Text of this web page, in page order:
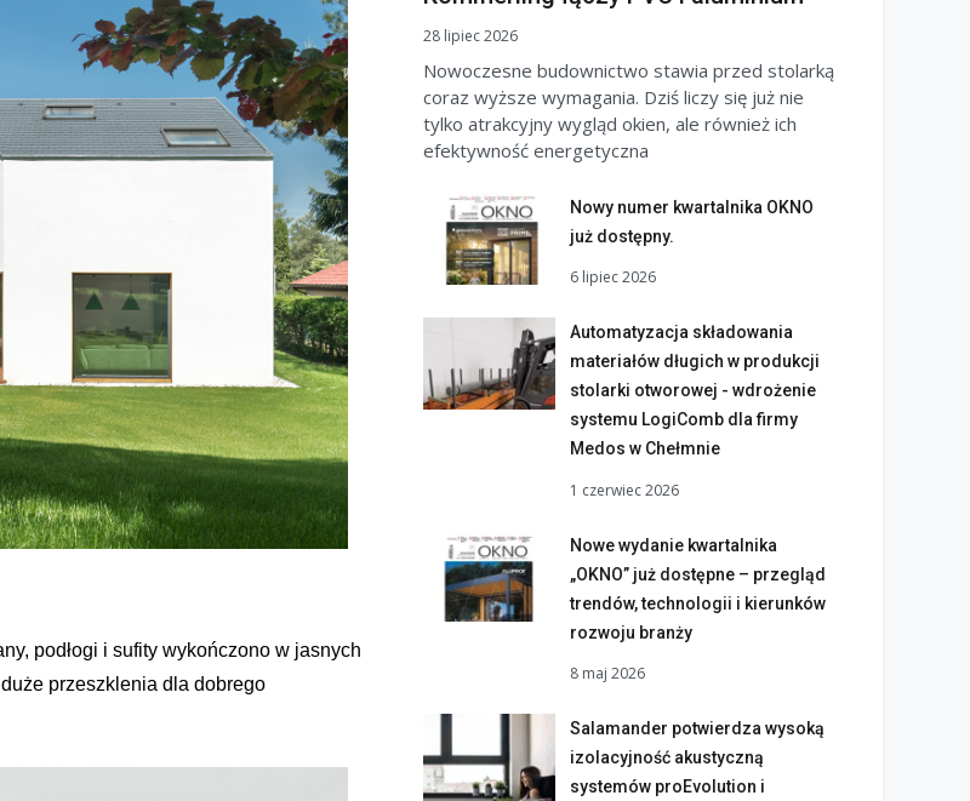
podłogi i sufity wykończono w jasnych
przeszklenia dla dobrego
28 lipiec 2026
Nowoczesne budownictwo stawia przed stolarką
coraz wyższe wymagania. Dziś liczy się już nie
tylko atrakcyjny wygląd okien, ale również ich
efektywność energetyczna
Nowy numer kwartalnika OKNO
już dostępny.
6 lipiec 2026
Automatyzacja składowania
materiałów długich w produkcji
stolarki otworowej - wdrożenie
systemu LogiComb dla firmy
Medos w Chełmnie
1 czerwiec 2026
Nowe wydanie kwartalnika
„OKNO” już dostępne – przegląd
trendów, technologii i kierunków
rozwoju branży
8 maj 2026
Salamander potwierdza wysoką
izolacyjność akustyczną
systemów proEvolution i